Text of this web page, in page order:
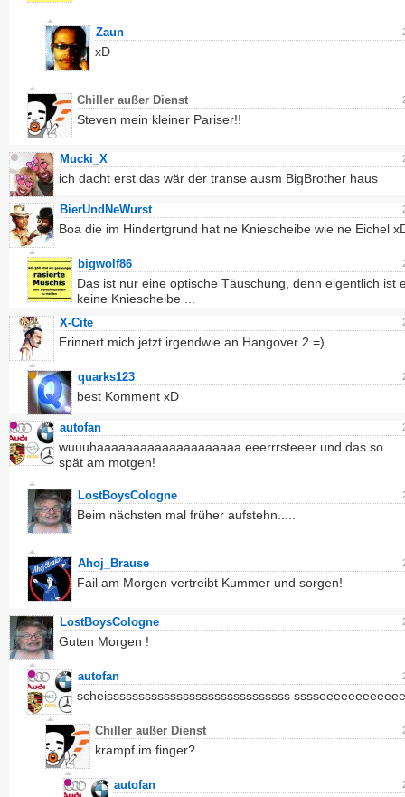
Zaun
xD
Chiller außer Dienst
Steven mein kleiner Pariser!!
Mucki_X
ich dacht erst das wär der transe ausm BigBrother haus
BierUndNeWurst
Boa die im Hindertgrund hat ne Kniescheibe wie ne Eichel
bigwolf86
Das ist nur eine optische Täuschung, denn eigentlich ist
keine Kniescheibe ...
X-Cite
Erinnert mich jetzt irgendwie an Hangover 2 =)
quarks123
best Komment xD
autofan
wuuuhaaaaaaaaaaaaaaaaaaaa eeerrrsteeer und das so
spät am motgen!
LostBoysCologne
Beim nächsten mal früher aufstehn.....
Ahoj_Brause
Fail am Morgen vertreibt Kummer und sorgen!
LostBoysCologne
Guten Morgen !
autofan
scheisssssssssssssssssssssssssssss
Chiller außer Dienst
krampf im finger?
autofan